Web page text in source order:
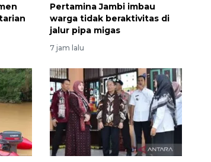
Pertamina Jambi imbau
warga tidak beraktivitas di
jalur pipa migas
7 jam lalu